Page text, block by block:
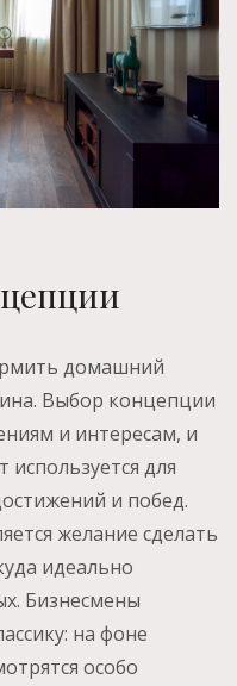
домашний
Выбор концепции
и интересам, и
используется для
и побед.
желание сделать
идеально
Бизнесмены
на фоне
особо